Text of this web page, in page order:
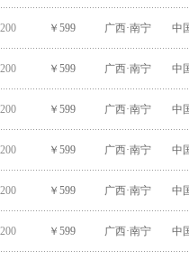
￥599 广西·南宁 中
￥599 广西·南宁 中
￥599 广西·南宁 中
￥599 广西·南宁 中
￥599 广西·南宁 中
￥599 广西·南宁 中